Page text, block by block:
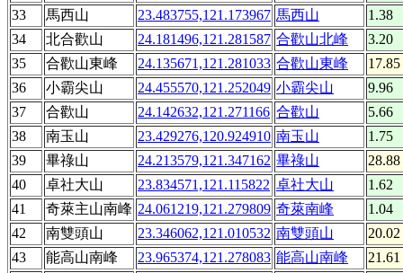
33
馬西山 23.483755,121.173967 馬西山
1.38
34
北合歡山 24.181496,121.281587 合歡山北峰
3.20
35
合歡山東峰 24.135671,121.281033 合歡山東峰
17.85
36
小霸尖山 24.455570,121.252049 小霸尖山
9.96
37
合歡山 24.142632,121.271166 合歡山
5.66
38
南玉山 23.429276,120.924910 南玉山
1.75
39
畢祿山 24.213579,121.347162 畢祿山
28.88
40
卓社大山 23.834571,121.115822 卓社大山
1.62
41
奇萊主山南峰 24.061219,121.279809 奇萊南峰
1.04
42
南雙頭山 23.346062,121.010532 南雙頭山
20.02
43
能高山南峰 23.965374,121.278083 能高山南峰
21.61